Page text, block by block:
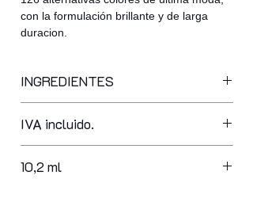
con la formulación brillante y de larga
duracion.
INGREDIENTES
nitrocellulose, adipic acid/neopentyl
glycol/trimellitic anhydride copolymer,
acetyl tributyl citrate, isopropyl
IVA incluido.
10,2 ml